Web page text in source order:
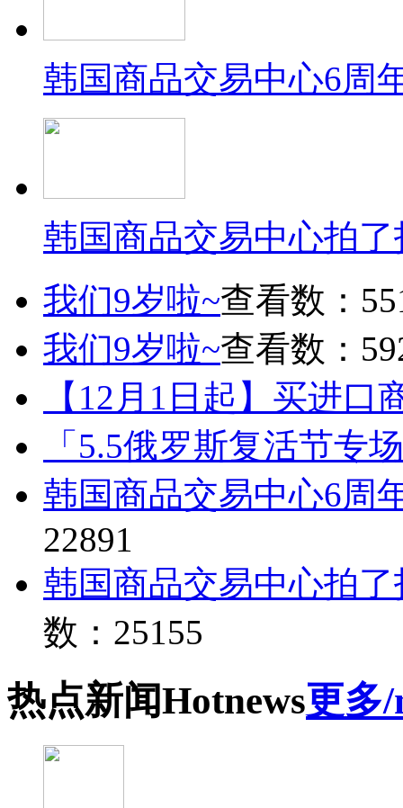
韩国商品交易中心6周
韩国商品交易中心拍
我们9岁啦~查看数：
我们9岁啦~查看数：
【12月1日起】买进口
「5.5俄罗斯复活节专
韩国商品交易中心6周
22891
韩国商品交易中心拍
数：25155
热点新闻Hotnews更多